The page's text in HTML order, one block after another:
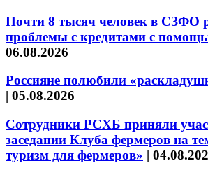
Почти 8 тысяч человек в СЗФО
проблемы с кредитами с
06.08.2026
Россияне полюбили
| 05.08.2026
Сотрудники РСХБ приняли
заседании Клуба фермеров на
туризм для фермеров» |